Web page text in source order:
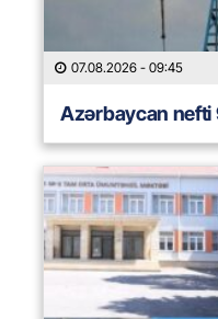
07.08.2026 - 09:45
Azərbaycan nefti